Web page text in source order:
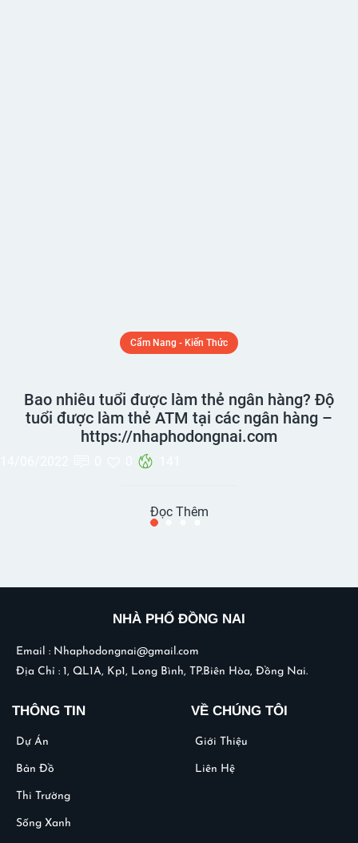
Cẩm Nang - Kiến Thức
Bao nhiêu tuổi được làm thẻ ngân hàng? Độ
tuổi được làm thẻ ATM tại các ngân hàng –
https://nhaphodongnai.com
Đọc Thêm
NHÀ PHỐ ĐỒNG NAI
Email : Nhaphodongnai@gmail.com
Địa Chỉ : 1, QL1A, Kp1, Long Bình, TP.Biên Hòa, Đồng Nai.
THÔNG TIN
Dự Án
Bản Đồ
Thi Trường
Sống Xanh
VỀ CHÚNG TÔI
Giới Thiệu
Liên Hệ